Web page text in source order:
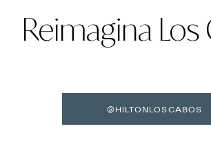
Reimagina
@HILTONLOSCABOS